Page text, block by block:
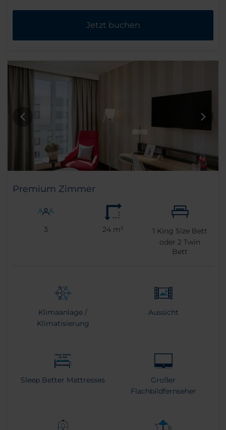
Jetzt buchen
Premium Zimmer
3 24 m² 1 King Size Bett
oder2 Twin
Bett
Klimaanlage /
Klimatisierung
Aussicht
Sleep Better Mattresses
Großer
Flachbildfernseher